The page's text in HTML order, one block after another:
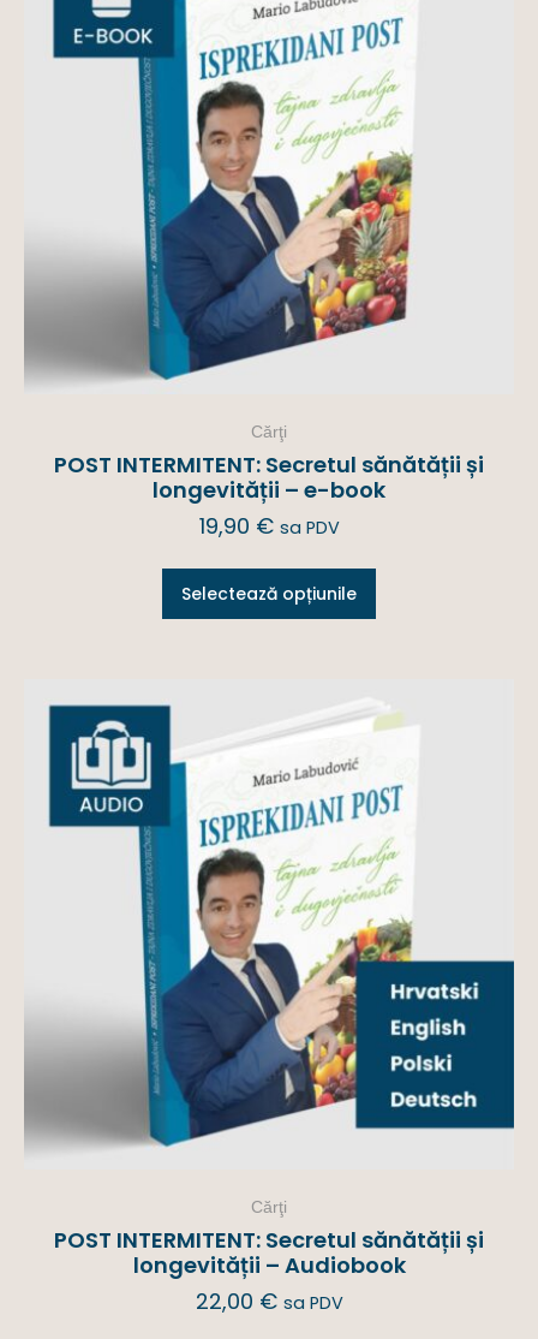
Cărţi
POST INTERMITENT: Secretul sănătății și
longevității – e-book
19,90 € sa PDV
Selectează opțiunile
Cărţi
POST INTERMITENT: Secretul sănătății și
longevității – Audiobook
22,00 € sa PDV